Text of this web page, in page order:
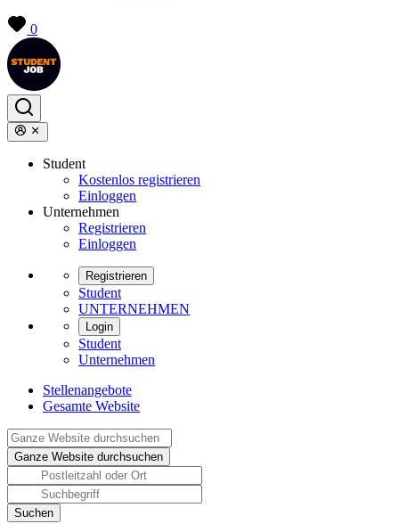
0
Student
Kostenlos registrieren
Einloggen
Unternehmen
Registrieren
Einloggen
Registrieren
Student
UNTERNEHMEN
Login
Student
Unternehmen
Stellenangebote
Gesamte Website